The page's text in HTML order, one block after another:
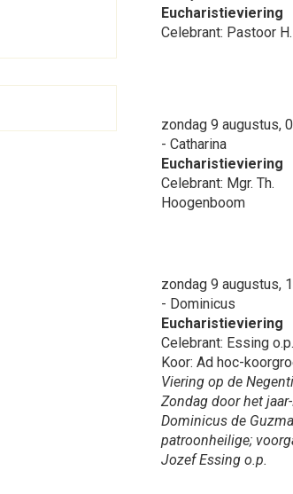
Eucharistieviering
Celebrant: Pastoor
zondag 9 augustus,
- Catharina
Eucharistieviering
Celebrant: Mgr. Th.
Hoogenboom
zondag 9 augustus,
- Dominicus
Eucharistieviering
Celebrant: Essing o.p.
Koor: Ad hoc-
Viering op de
Zondag door het
Dominicus de
patroonheilige;
Jozef Essing o.p.